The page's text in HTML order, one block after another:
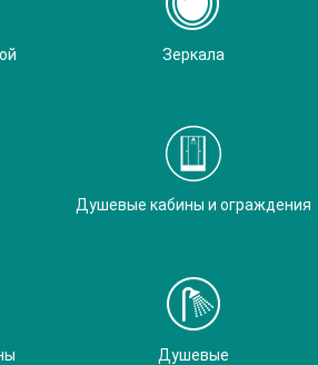
Зеркала
Душевые кабины и ограждения
Душевые